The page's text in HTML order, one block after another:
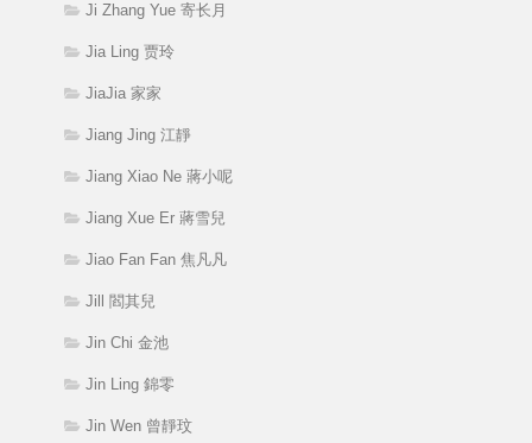
Ji Zhang Yue 寄长月
Jia Ling 贾玲
JiaJia 家家
Jiang Jing 江靜
Jiang Xiao Ne 蔣小呢
Jiang Xue Er 蔣雪兒
Jiao Fan Fan 焦凡凡
Jill 閻其兒
Jin Chi 金池
Jin Ling 錦零
Jin Wen 曾靜玟